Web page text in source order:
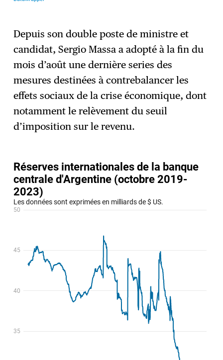
Depuis son double poste de ministre et
candidat, Sergio Massa a adopté à la fin du
mois d’août une dernière series des
mesures destinées à contrebalancer les
effets sociaux de la crise économique, dont
notamment le relèvement du seuil
d’imposition sur le revenu.